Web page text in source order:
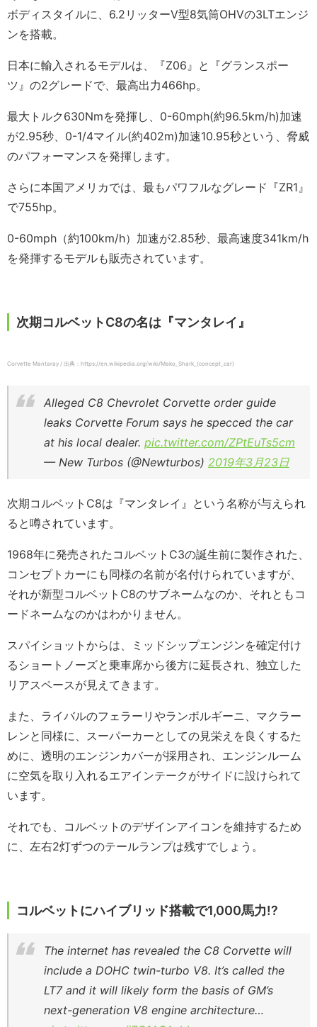
ボディスタイルに、6.2リッターV型8気筒OHVの3LTエンジ
ンを搭載。
日本に輸入されるモデルは、『Z06』と『グランスポー
ツ』の2グレードで、最高出力466hp。
最大トルク630Nmを発揮し、0-60mph(約96.5km/h)加速
が2.95秒、0-1/4マイル(約402m)加速10.95秒という、脅威
のパフォーマンスを発揮します。
さらに本国アメリカでは、最もパワフルなグレード『ZR1』
で755hp。
0-60mph（約100km/h）加速が2.85秒、最高速度341km/h
を発揮するモデルも販売されています。
次期コルベットC8の名は『マンタレイ』
Corvette Mantaray / 出典：https://en.wikipedia.org/wiki/Mako_Shark_(concept_car)
Alleged C8 Chevrolet Corvette order guide
leaks Corvette Forum says he specced the car
at his local dealer. pic.twitter.com/ZPtEuTs5cm
— New Turbos (@Newturbos) 2019年3月23日
次期コルベットC8は『マンタレイ』という名称が与えられ
ると噂されています。
1968年に発売されたコルベットC3の誕生前に製作された、
コンセプトカーにも同様の名前が名付けられていますが、
それが新型コルベットC8のサブネームなのか、それともコ
ードネームなのかはわかりません。
スパイショットからは、ミッドシップエンジンを確定付け
るショートノーズと乗車席から後方に延長され、独立した
リアスペースが見えてきます。
また、ライバルのフェラーリやランボルギーニ、マクラー
レンと同様に、スーパーカーとしての見栄えを良くするた
めに、透明のエンジンカバーが採用され、エンジンルーム
に空気を取り入れるエアインテークがサイドに設けられて
います。
それでも、コルベットのデザインアイコンを維持するため
に、左右2灯ずつのテールランプは残すでしょう。
コルベットにハイブリッド搭載で1,000馬力!?
The internet has revealed the C8 Corvette will
include a DOHC twin-turbo V8. It’s called the
LT7 and it will likely form the basis of GM’s
next-generation V8 engine architecture…